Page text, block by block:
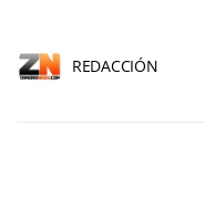
REDACCIÓN